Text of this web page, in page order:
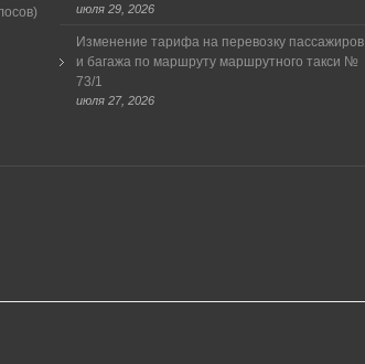
июля 29, 2026
Изменение тарифа на перевозку пассажиров
и багажа по маршруту маршрутного такси №
73/1
июля 27, 2026